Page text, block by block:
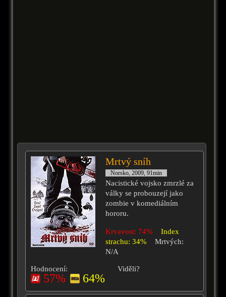
Mrtvý sníh
Norsko, 2009, 91min
Nacistické vojsko zmrzlé za
války se probouzejí jako
zombie v komediálním
hororu.
Krvavost: 74%
Index
strachu: 34%
Mrtvých:
N/A
Hodnocení:
57% 64%
Viděli?